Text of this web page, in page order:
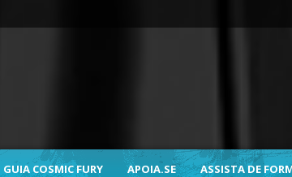
GUIA COSMIC FURY APOIA.SE ASSISTA DE